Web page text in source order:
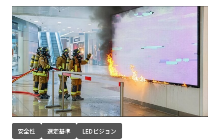
安全性 選定基準 LEDビジョン